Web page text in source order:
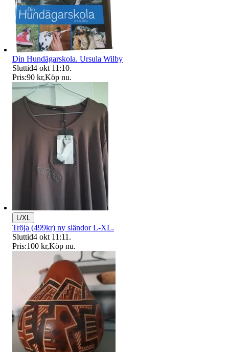
Din Hundägarskola. Ursula Wilby
Sluttid4 okt 11:10.
Pris:90 kr,Köp nu.
L/XL
Tröja (499kr) ny sländor L-XL.
Sluttid4 okt 11:11 .
Pris:100 kr,Köp nu.